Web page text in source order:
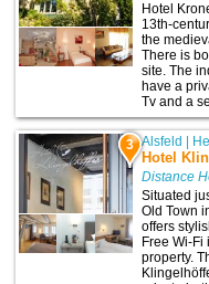
Hotel
13th-
the
There is
site. The
have a
Tv and a
3 Alsfeld
Hotel
Distance
Situated
Old Town
offers
Free Wi-
property.